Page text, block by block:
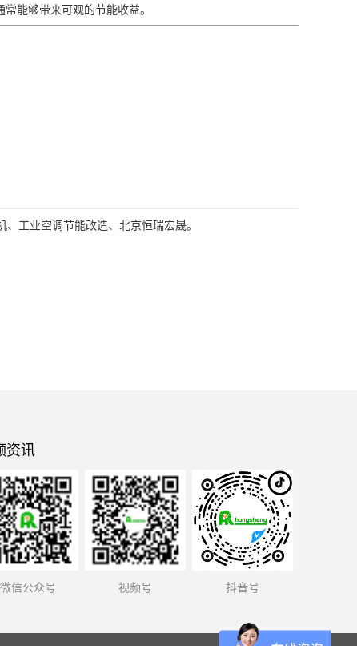
能够带来可观的节能收益。
工业空调节能改造、北京恒瑞宏晟。
资讯
微信公众号 视频号 抖音号